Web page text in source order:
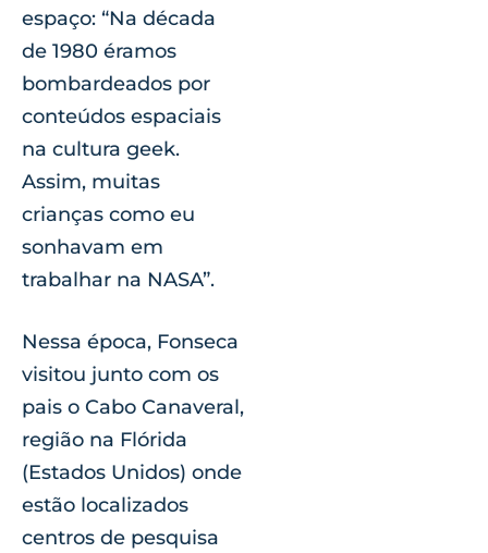
espaço: “Na década
de 1980 éramos
bombardeados por
conteúdos espaciais
na cultura geek.
Assim, muitas
crianças como eu
sonhavam em
trabalhar na NASA”.
Nessa época, Fonseca
visitou junto com os
pais o Cabo Canaveral,
região na Flórida
(Estados Unidos) onde
estão localizados
centros de pesquisa